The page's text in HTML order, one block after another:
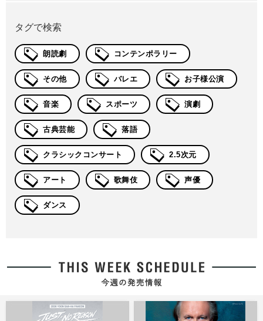
タグで検索
朗読劇 コンテンポラリー
その他 バレエ お子様公演
音楽 スポーツ 演劇
古典芸能 落語
クラシックコンサート 2.5次元
アート 歌舞伎 声優
ダンス